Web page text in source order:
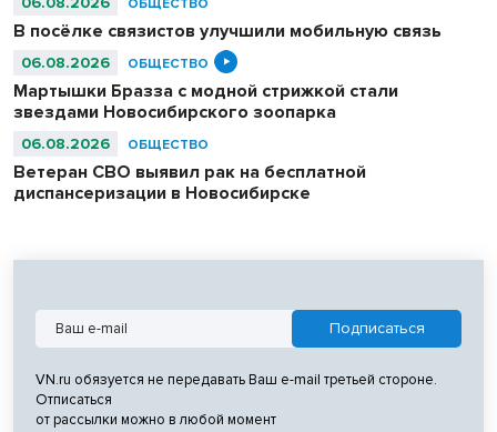
ОБЩЕСТВО
В посёлке связистов улучшили мобильную связь
06.08.2026 ОБЩЕСТВО
Мартышки Бразза с модной стрижкой стали
звездами Новосибирского зоопарка
06.08.2026 ОБЩЕСТВО
Ветеран СВО выявил рак на бесплатной
диспансеризации в Новосибирске
VN.ru обязуется не передавать Ваш e-mail третьей стороне.
Отписаться
от рассылки можно в любой момент